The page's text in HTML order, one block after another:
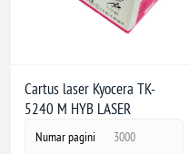
Cartus laser Kyocera TK-
5240 M HYB LASER
Numar pagini 3000